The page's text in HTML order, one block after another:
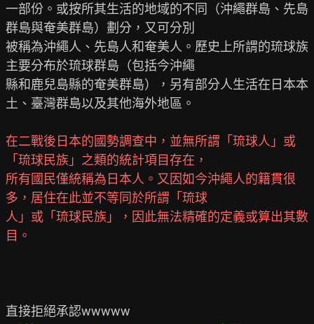
一部份。或按所其生活的地域的不同（沖繩群島、先島
群島與奄美群島）劃分，又可分別
被稱為沖繩人、先島人和奄美人。歷史上所謂的琉球族
主要分布於琉球群島（包括今沖繩
縣和鹿兒島縣的奄美群島），另有部分人生活在日本本
土、臺灣群島以及其他海外地區。
在二戰後日本的國勢調查中，並無所謂「琉球人」或
「琉球民族」之類的統計項目存在，
所有國民僅統稱為日本人。又因如今沖繩人的籍貫很
多，居住在此並不等同於所謂「琉球
人」或「琉球民族」，因此無法精確的定義或算出其數
目。